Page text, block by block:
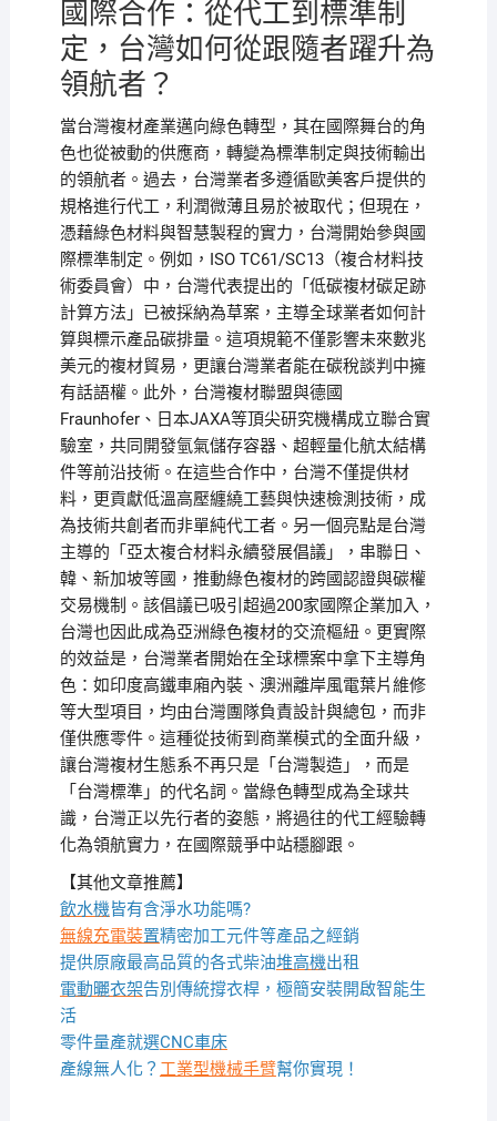
國際合作：從代工到標準制
定，台灣如何從跟隨者躍升為
領航者？
當台灣複材產業邁向綠色轉型，其在國際舞台的角
色也從被動的供應商，轉變為標準制定與技術輸出
的領航者。過去，台灣業者多遵循歐美客戶提供的
規格進行代工，利潤微薄且易於被取代；但現在，
憑藉綠色材料與智慧製程的實力，台灣開始參與國
際標準制定。例如，ISO TC61/SC13（複合材料技
術委員會）中，台灣代表提出的「低碳複材碳足跡
計算方法」已被採納為草案，主導全球業者如何計
算與標示產品碳排量。這項規範不僅影響未來數兆
美元的複材貿易，更讓台灣業者能在碳稅談判中擁
有話語權。此外，台灣複材聯盟與德國
Fraunhofer、日本JAXA等頂尖研究機構成立聯合實
驗室，共同開發氫氣儲存容器、超輕量化航太結構
件等前沿技術。在這些合作中，台灣不僅提供材
料，更貢獻低溫高壓纏繞工藝與快速檢測技術，成
為技術共創者而非單純代工者。另一個亮點是台灣
主導的「亞太複合材料永續發展倡議」，串聯日、
韓、新加坡等國，推動綠色複材的跨國認證與碳權
交易機制。該倡議已吸引超過200家國際企業加入，
台灣也因此成為亞洲綠色複材的交流樞紐。更實際
的效益是，台灣業者開始在全球標案中拿下主導角
色：如印度高鐵車廂內裝、澳洲離岸風電葉片維修
等大型項目，均由台灣團隊負責設計與總包，而非
僅供應零件。這種從技術到商業模式的全面升級，
讓台灣複材生態系不再只是「台灣製造」，而是
「台灣標準」的代名詞。當綠色轉型成為全球共
識，台灣正以先行者的姿態，將過往的代工經驗轉
化為領航實力，在國際競爭中站穩腳跟。
【其他文章推薦】
飲水機皆有含淨水功能嗎?
無線充電裝置精密加工元件等產品之經銷
提供原廠最高品質的各式柴油堆高機出租
電動曬衣架告別傳統撐衣桿，極簡安裝開啟智能生
活
零件量產就選CNC車床
產線無人化？ 工業型機械手臂幫你實現！